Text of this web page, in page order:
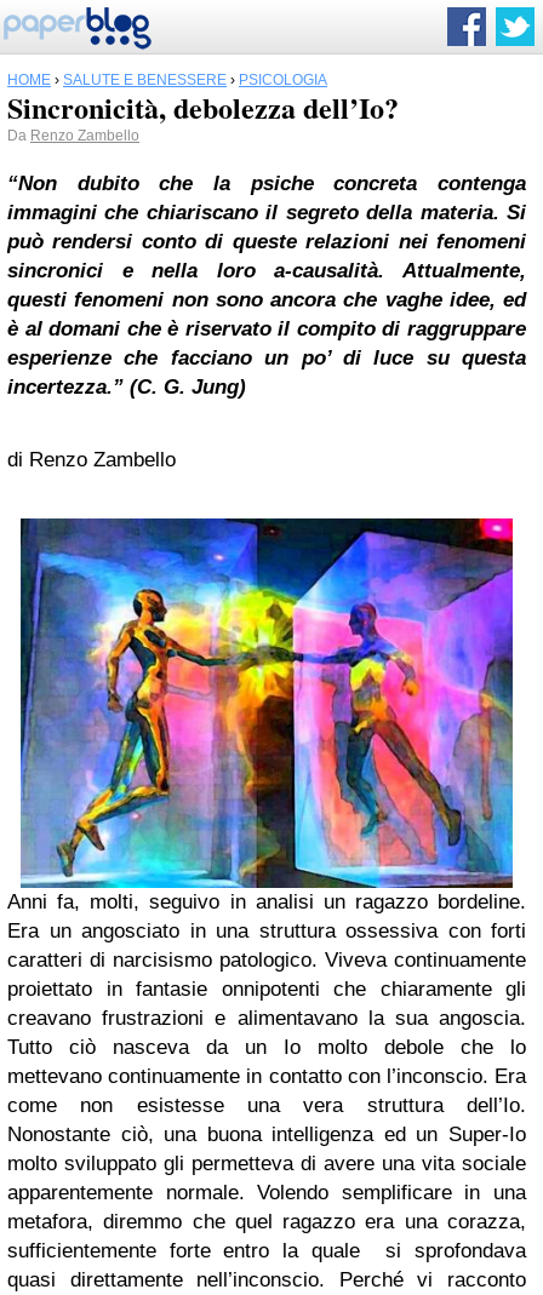
HOME › SALUTE E BENESSERE › PSICOLOGIA
Sincronicità, debolezza dell’Io?
Da Renzo Zambello
“Non dubito che la psiche concreta contenga
immagini che chiariscano il segreto della materia. Si
può rendersi conto di queste relazioni nei fenomeni
sincronici e nella loro a-causalità. Attualmente,
questi fenomeni non sono ancora che vaghe idee, ed
è al domani che è riservato il compito di raggruppare
esperienze che facciano un po’ di luce su questa
incertezza.” (C. G. Jung)
di Renzo Zambello
Anni fa, molti, seguivo in analisi un ragazzo bordeline.
Era un angosciato in una struttura ossessiva con forti
caratteri di narcisismo patologico. Viveva continuamente
proiettato in fantasie onnipotenti che chiaramente gli
creavano frustrazioni e alimentavano la sua angoscia.
Tutto ciò nasceva da un Io molto debole che lo
mettevano continuamente in contatto con l’inconscio. Era
come non esistesse una vera struttura dell’Io.
Nonostante ciò, una buona intelligenza ed un Super-Io
molto sviluppato gli permetteva di avere una vita sociale
apparentemente normale. Volendo semplificare in una
metafora, diremmo che quel ragazzo era una corazza,
sufficientemente forte entro la quale si sprofondava
quasi direttamente nell’inconscio. Perché vi racconto